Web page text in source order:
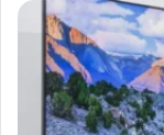
Samsung
представила
свой
новый
флагманский
телевизор